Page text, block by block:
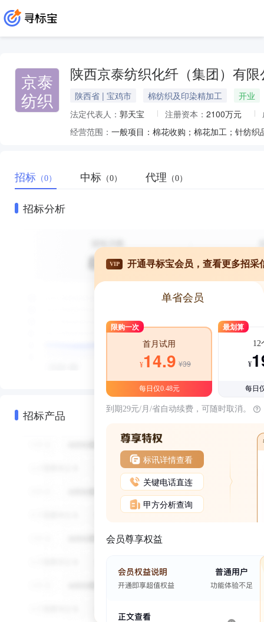
京泰
纺织
陕西京泰纺织化纤（集团）有限
陕西省 | 宝鸡市 棉纺织及印染精加工
开业
法定代表人： 郭天宝 注册资本： 2100万元
经营范围：
招标 （0） 中标 （0） 代理 （0）
招标分析
招标产品
VIP 开通寻标宝会员，查看更多招采
单省会员
限购一次
首月试用
¥14.9 ¥39
每日仅0.48元
最划算
12
¥
每日
到期29元/月/省自动续费，可随时取消。
标讯详情查看
关键电话直连
甲方分析查询
会员尊享权益